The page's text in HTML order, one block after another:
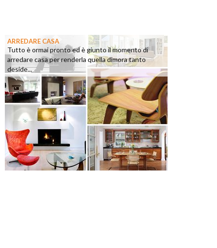
ARREDARE CASA
Tutto è ormai pronto ed è giunto il momento di
arredare casa per renderla quella dimora tanto
deside...